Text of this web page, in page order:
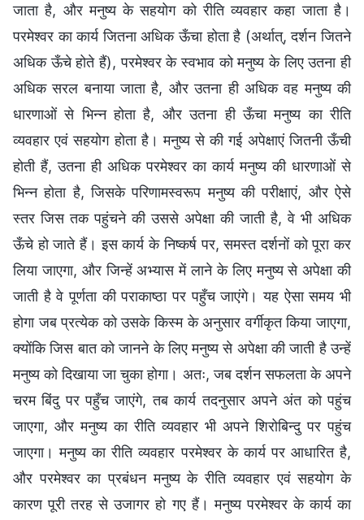
जाता है, और मनुष्य के सहयोग को रीति व्यवहार कहा जाता है।
परमेश्वर का कार्य जितना अधिक ऊँचा होता है (अर्थात्, दर्शन जितने
अधिक ऊँचे होते हैं), परमेश्वर के स्वभाव को मनुष्य के लिए उतना ही
अधिक सरल बनाया जाता है, और उतना ही अधिक वह मनुष्य की
धारणाओं से भिन्न होता है, और उतना ही ऊँचा मनुष्य का रीति
व्यवहार एवं सहयोग होता है। मनुष्य से की गई अपेक्षाएं जितनी ऊँची
होती हैं, उतना ही अधिक परमेश्वर का कार्य मनुष्य की धारणाओं से
भिन्न होता है, जिसके परिणामस्वरूप मनुष्य की परीक्षाएं, और ऐसे
स्तर जिस तक पहुंचने की उससे अपेक्षा की जाती है, वे भी अधिक
ऊँचे हो जाते हैं। इस कार्य के निष्कर्ष पर, समस्त दर्शनों को पूरा कर
लिया जाएगा, और जिन्हें अभ्यास में लाने के लिए मनुष्य से अपेक्षा की
जाती है वे पूर्णता की पराकाष्ठा पर पहुँच जाएंगे। यह ऐसा समय भी
होगा जब प्रत्येक को उसके किस्म के अनुसार वर्गीकृत किया जाएगा,
क्योंकि जिस बात को जानने के लिए मनुष्य से अपेक्षा की जाती है उन्हें
मनुष्य को दिखाया जा चुका होगा। अतः, जब दर्शन सफलता के अपने
चरम बिंदु पर पहुँच जाएंगे, तब कार्य तदनुसार अपने अंत को पहुंच
जाएगा, और मनुष्य का रीति व्यवहार भी अपने शिरोबिन्दु पर पहुंच
जाएगा। मनुष्य का रीति व्यवहार परमेश्वर के कार्य पर आधारित है,
और परमेश्वर का प्रबंधन मनुष्य के रीति व्यवहार एवं सहयोग के
कारण पूरी तरह से उजागर हो गए हैं। मनुष्य परमेश्वर के कार्य का